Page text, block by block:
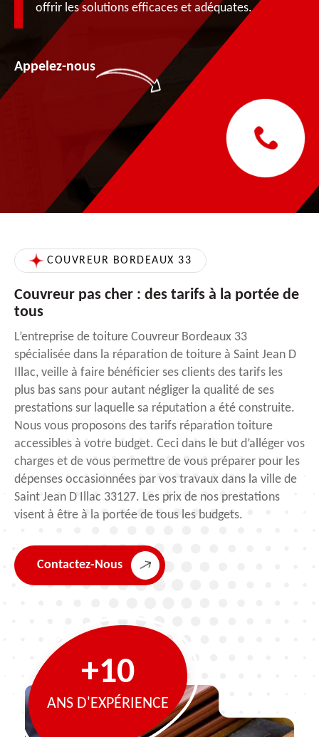
offrir les solutions efficaces et adéquates.
Appelez-nous
COUVREUR BORDEAUX 33
Couvreur pas cher : des tarifs à la portée de
tous
L’entreprise de toiture Couvreur Bordeaux 33
spécialisée dans la réparation de toiture à Saint Jean D
Illac, veille à faire bénéficier ses clients des tarifs les
plus bas sans pour autant négliger la qualité de ses
prestations sur laquelle sa réputation a été construite.
Nous vous proposons des tarifs réparation toiture
accessibles à votre budget. Ceci dans le but d’alléger vos
charges et de vous permettre de vous préparer pour les
dépenses occasionnées par vos travaux dans la ville de
Saint Jean D Illac 33127. Les prix de nos prestations
visent à être à la portée de tous les budgets.
Contactez-Nous
+10
ANS D'EXPÉRIENCE